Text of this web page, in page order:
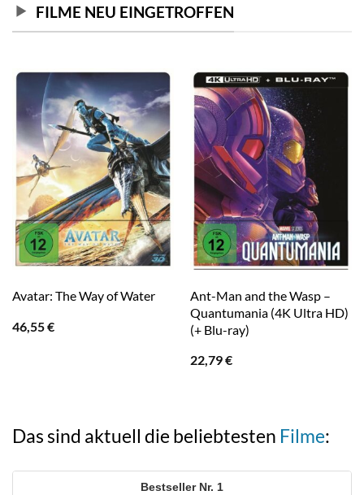
FILME NEU EINGETROFFEN
Avatar: The Way of Water
46,55€
Ant-Man and the Wasp –
Quantumania (4K Ultra HD)
(+ Blu-ray)
22,79€
Das sind aktuell die beliebtesten Filme:
1